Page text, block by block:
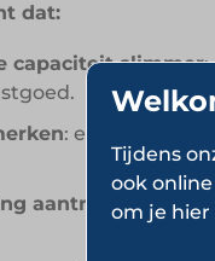
dat:
capaciteit slimmer:
: een helder
aantrekkelijk :
Tijdens
ook
om je